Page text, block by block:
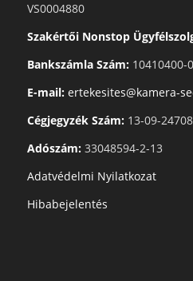
VS0004880
Szakértői Nonstop
Bankszámla Szám:10410400-
E-mail: ertekesites@kamera-
Cégjegyzék Szám:13-09-
Adószám:33048594-2-13
Adatvédelmi Nyilatkozat
Hibabejelentés